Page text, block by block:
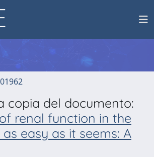
copia del documento:
renal function in the
easy as it seems: A